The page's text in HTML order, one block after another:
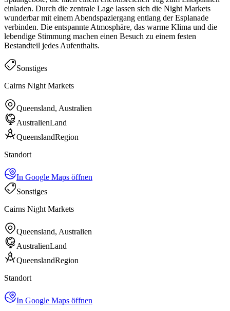
einladen. Durch die zentrale Lage lassen sich die Night Markets
wunderbar mit einem Abendspaziergang entlang der Esplanade
verbinden. Die entspannte Atmosphäre, das warme Klima und die
lebendige Stimmung machen einen Besuch zu einem festen
Bestandteil jedes Aufenthalts.
Sonstiges
Cairns Night Markets
Queensland, Australien
AustralienLand
QueenslandRegion
Standort
In Google Maps öffnen
Sonstiges
Cairns Night Markets
Queensland, Australien
AustralienLand
QueenslandRegion
Standort
In Google Maps öffnen